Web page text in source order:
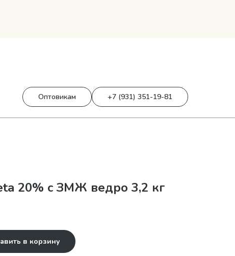
Оптовикам +7 (931) 351-19-81
20% c ЗМЖ ведро 3,2 кг
в корзину